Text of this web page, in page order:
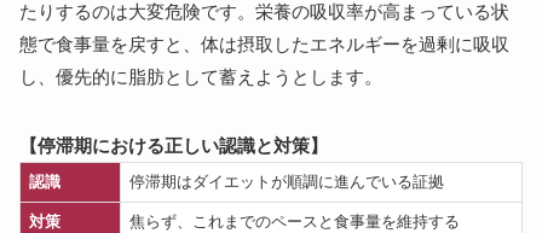
たりするのは大変危険です。栄養の吸収率が高まっている状
態で食事量を戻すと、体は摂取したエネルギーを過剰に吸収
し、優先的に脂肪として蓄えようとします。
【停滞期における正しい認識と対策】
認識 停滞期はダイエットが順調に進んでいる証拠
対策 焦らず、これまでのペースと食事量を維持する